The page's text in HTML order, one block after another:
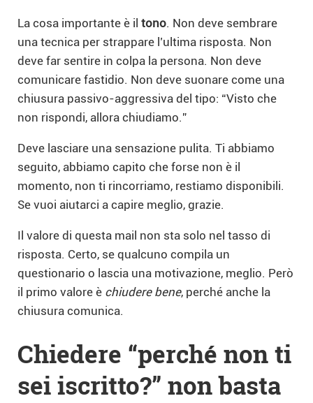
La cosa importante è il tono. Non deve sembrare
una tecnica per strappare l’ultima risposta. Non
deve far sentire in colpa la persona. Non deve
comunicare fastidio. Non deve suonare come una
chiusura passivo-aggressiva del tipo: “Visto che
non rispondi, allora chiudiamo.”
Deve lasciare una sensazione pulita. Ti abbiamo
seguito, abbiamo capito che forse non è il
momento, non ti rincorriamo, restiamo disponibili.
Se vuoi aiutarci a capire meglio, grazie.
Il valore di questa mail non sta solo nel tasso di
risposta. Certo, se qualcuno compila un
questionario o lascia una motivazione, meglio. Però
il primo valore è chiudere bene, perché anche la
chiusura comunica.
Chiedere “perché non ti
sei iscritto?” non basta